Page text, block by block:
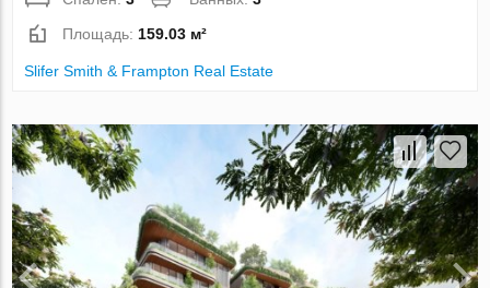
Площадь: 159.03 м²
Slifer Smith & Frampton Real Estate